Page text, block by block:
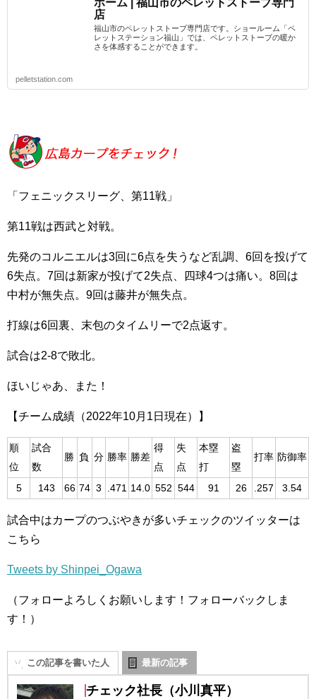
店
福山市のペレットストーブ専門店です。ショールーム「ペ
レットステーション福山」では、ペレットストーブの暖か
さを体感することができます。
pelletstation.com
「フェニックスリーグ、第11戦」
第11戦は西武と対戦。
先発のコルニエルは3回に6点を失うなど乱調、6回を投げて
6失点。7回は新家が投げて2失点、四球4つは痛い。8回は
中村が無失点。9回は藤井が無失点。
打線は6回裏、末包のタイムリーで2点返す。
試合は2-8で敗北。
ほいじゃあ、また！
【チーム成績（2022年10月1日現在）】
順
位
試合
数
勝 負 分 勝率 勝差
得
点
失
点
本塁
打
盗
塁
打率 防御率
5 143 66 74 3 .471 14.0 552 544 91 26 .257 3.54
試合中はカープのつぶやきが多いチェックのツイッターは
こちら
Tweets by Shinpei_Ogawa
（フォローよろしくお願いします！フォローバックしま
す！）
この記事を書いた人 最新の記事
チェック社長（小川真平）